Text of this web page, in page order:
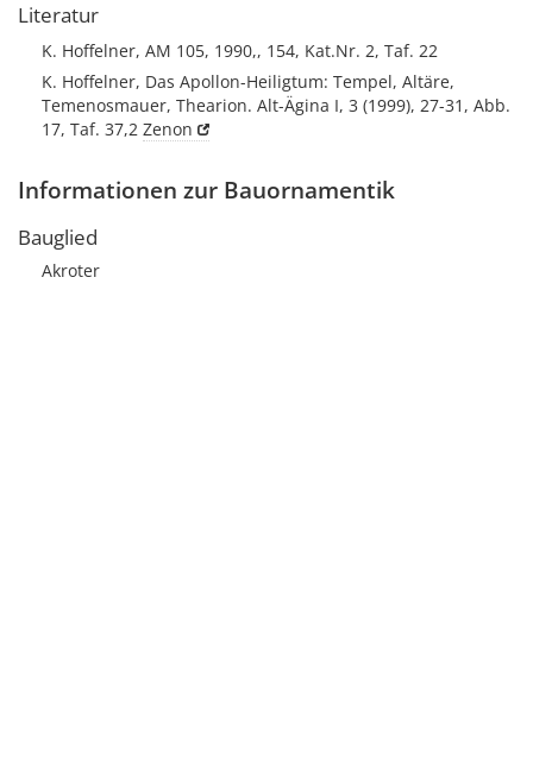
Literatur
K. Hoffelner, AM 105, 1990,, 154, Kat.Nr. 2, Taf. 22
K. Hoffelner, Das Apollon-Heiligtum: Tempel, Altäre,
Temenosmauer, Thearion. Alt-Ägina I, 3 (1999), 27-31, Abb.
17, Taf. 37,2 Zenon
Informationen zur Bauornamentik
Bauglied
Akroter